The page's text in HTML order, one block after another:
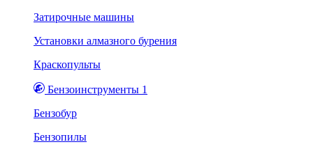
Затирочные машины
Установки алмазного бурения
Краскопульты
Бензоинструменты 1
Бензобур
Бензопилы